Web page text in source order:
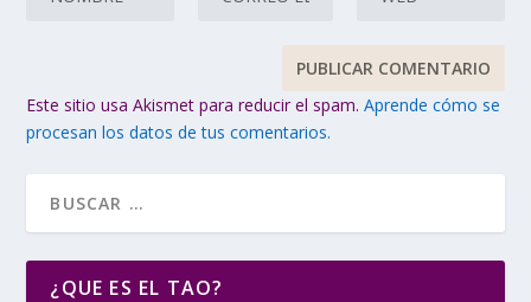
Este sitio usa Akismet para reducir el spam.Aprende cómo se
procesan los datos de tus comentarios.
¿QUE ES EL TAO?